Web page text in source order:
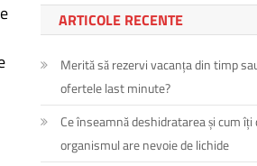
ARTICOLE RECENTE
Merită să rezervi vacanța din timp
ofertele last minute?
Ce înseamnă deshidratarea și cum îți
organismul are nevoie de lichide